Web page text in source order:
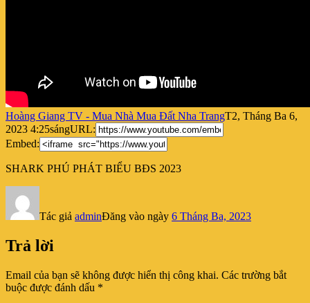
Hoàng Giang TV - Mua Nhà Mua Đất Nha TrangT2, Tháng Ba 6,
2023 4:25sángURL:
Embed:
SHARK PHÚ PHÁT BIỂU BĐS 2023
Tác giả adminĐăng vào ngày 6 Tháng Ba, 2023
Trả lời
Email của bạn sẽ không được hiển thị công khai. Các trường bắt
buộc được đánh dấu *